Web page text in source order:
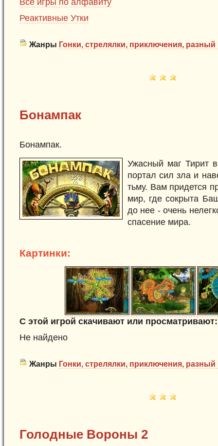
Реактивные Утки
Жанры Гонки, стрелялки, приключения,
Бонампак
Бонампак.
Ужасный маг Тирит
портал сил зла и
тьму. Вам придется
мир, где сокрыта
до нее - очень
спасение мира.
Картинки:
С этой игрой скачивают или просматривают:
Не найдено
Жанры Гонки, стрелялки, приключения,
Голодные Вороны 2